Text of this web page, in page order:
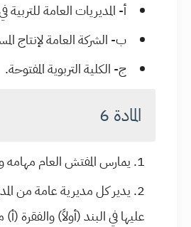
أ- المديريات العامة للتربية
ب- الشركة العامة لإنتاج
ج- الكلية التربوية المفتوحة.
المادة 6
يمارس المفتش العام مهامه
يدير كل مديرية عامة من
عليها في البند (أولاً) والفقرة